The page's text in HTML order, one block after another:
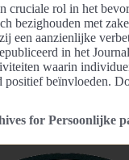
cruciale rol in het
bezighouden met
een aanzienlijke
in het
waarin
positief beïnvloeden.
for Persoonlijke